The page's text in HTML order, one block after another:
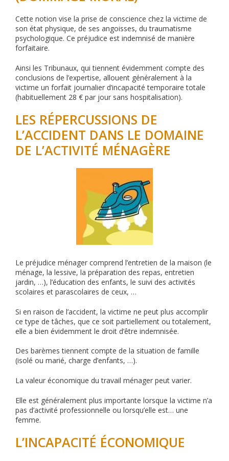
Cette notion vise la prise de conscience chez la victime de
son état physique, de ses angoisses, du traumatisme
psychologique. Ce préjudice est indemnisé de manière
forfaitaire.
Ainsi les Tribunaux, qui tiennent évidemment compte des
conclusions de l’expertise, allouent généralement à la
victime un forfait journalier d’incapacité temporaire totale
(habituellement 28 € par jour sans hospitalisation).
LES RÉPERCUSSIONS DE
L’ACCIDENT DANS LE DOMAINE
DE L’ACTIVITÉ MÉNAGÈRE
Le préjudice ménager comprend l’entretien de la maison (le
ménage, la lessive, la préparation des repas, entretien
jardin, …), l’éducation des enfants, le suivi des activités
scolaires et parascolaires de ceux, …
Si en raison de l’accident, la victime ne peut plus accomplir
ce type de tâches, que ce soit partiellement ou totalement,
elle a bien évidemment le droit d’être indemnisée.
Des barèmes tiennent compte de la situation de famille
(isolé ou marié, charge d’enfants, …).
La valeur économique du travail ménager peut varier.
Elle est généralement plus importante lorsque la victime n’a
pas d’activité professionnelle ou lorsqu’elle est… une
femme.
L’INCAPACITÉ ÉCONOMIQUE